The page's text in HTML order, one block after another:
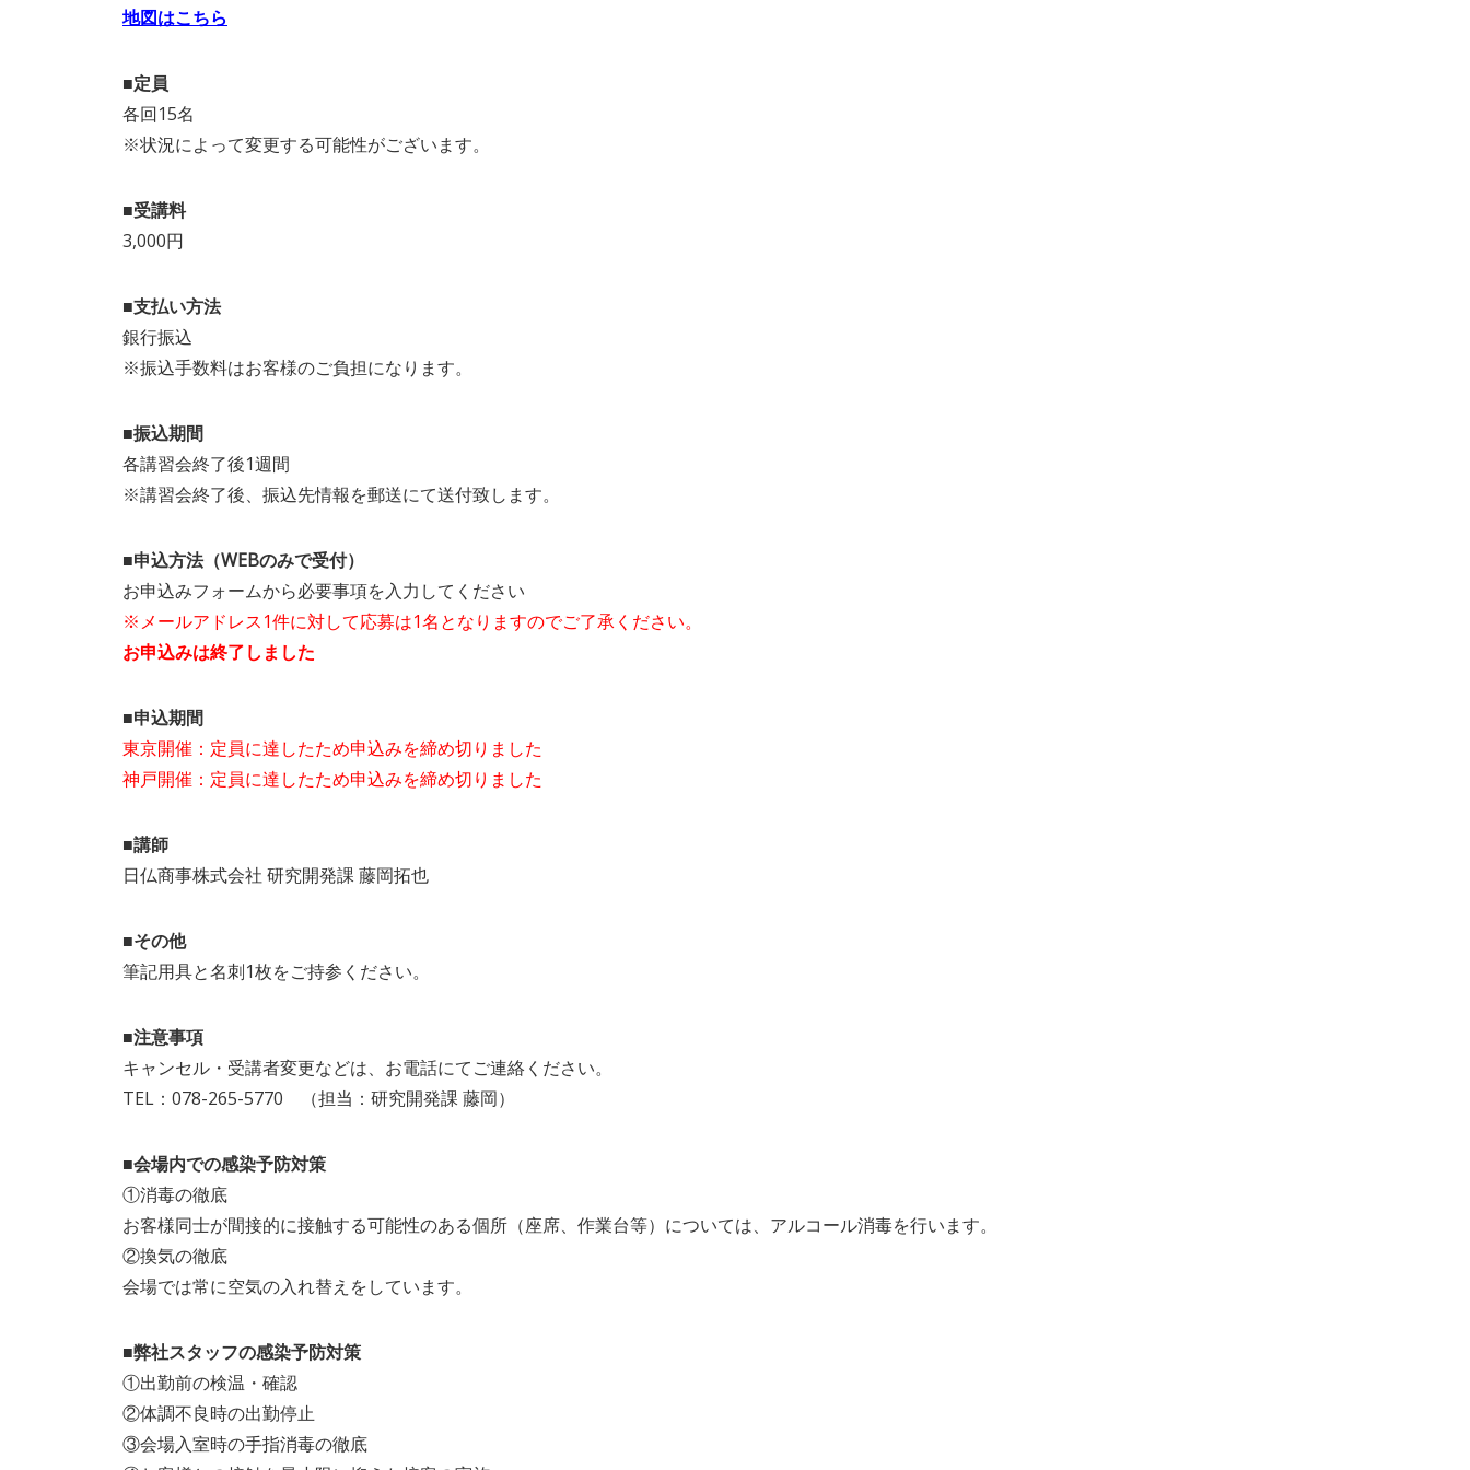
地図はこちら
■定員
各回15名
※状況によって変更する可能性がございます。
■受講料
3,000円
■支払い方法
銀行振込
※振込手数料はお客様のご負担になります。
■振込期間
各講習会終了後1週間
※講習会終了後、振込先情報を郵送にて送付致します。
■申込方法（WEBのみで受付）
お申込みフォームから必要事項を入力してください
※メールアドレス1件に対して応募は1名となりますのでご了承ください。
お申込みは終了しました
■申込期間
東京開催：定員に達したため申込みを締め切りました
神戸開催：定員に達したため申込みを締め切りました
■講師
日仏商事株式会社 研究開発課 藤岡拓也
■その他
筆記用具と名刺1枚をご持参ください。
■注意事項
キャンセル・受講者変更などは、お電話にてご連絡ください。
TEL：078-265-5770 （担当：研究開発課 藤岡）
■会場内での感染予防対策
①消毒の徹底
お客様同士が間接的に接触する可能性のある個所（座席、作業台等）については、アルコール消毒を行います。
②換気の徹底
会場では常に空気の入れ替えをしています。
■弊社スタッフの感染予防対策
①出勤前の検温・確認
②体調不良時の出勤停止
③会場入室時の手指消毒の徹底